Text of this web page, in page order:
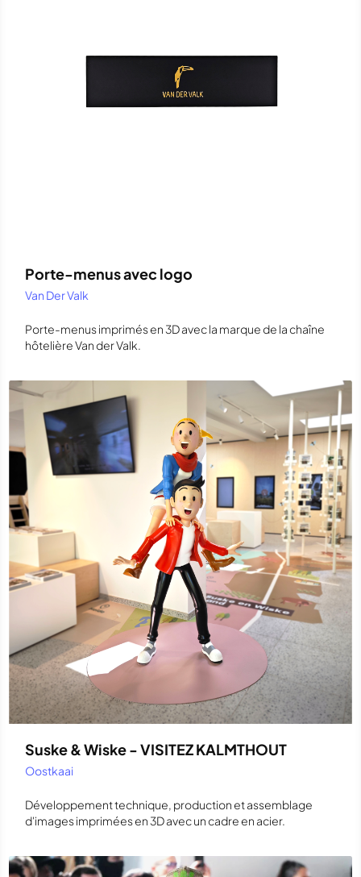
Porte-menus avec logo
Van Der Valk
Porte-menus imprimés en 3D avec la marque de la chaîne
hôtelière Van der Valk.
Suske & Wiske - VISITEZ KALMTHOUT
Oostkaai
Développement technique, production et assemblage
d'images imprimées en 3D avec un cadre en acier.